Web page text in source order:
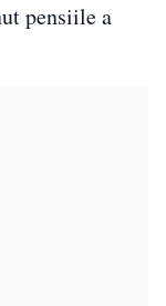
pensiile a